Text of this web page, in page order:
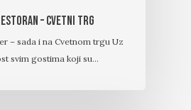
– Cvetni trg
– sada i na Cvetnom trgu Uz
svim gostima koji su…